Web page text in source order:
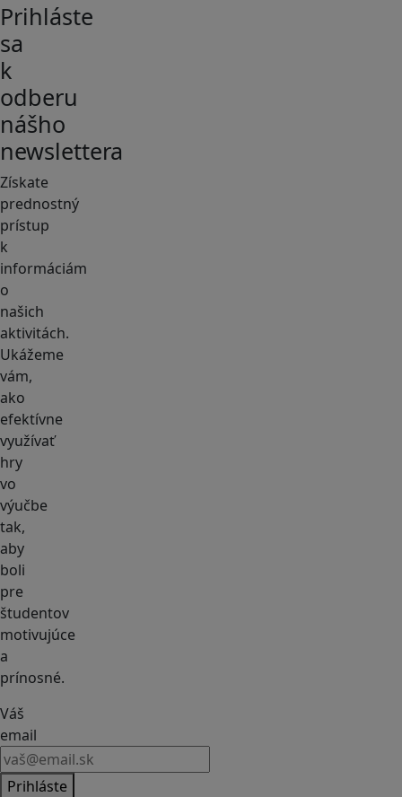
Prihláste
sa
k
odberu
nášho
newslettera
Získate
prednostný
prístup
k
informáciám
o
našich
aktivitách.
Ukážeme
vám,
ako
efektívne
využívať
hry
vo
výučbe
tak,
aby
boli
pre
študentov
motivujúce
a
prínosné.
Váš
email
Prihláste